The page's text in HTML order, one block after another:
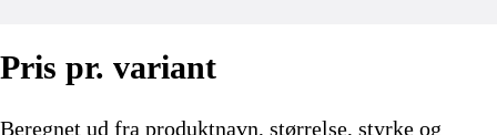
Pris pr. variant
Beregnet ud fra produktnavn, størrelse, styrke og